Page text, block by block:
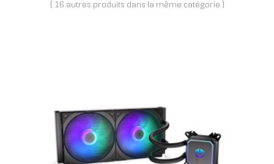
( 16 autres produits dans la même catégorie )